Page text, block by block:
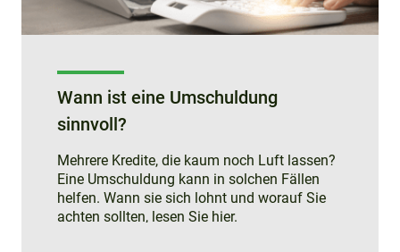
Wann ist eine Umschuldung
sinnvoll?
Mehrere Kredite, die kaum noch Luft lassen?
Eine Umschuldung kann in solchen Fällen
helfen. Wann sie sich lohnt und worauf Sie
achten sollten, lesen Sie hier.